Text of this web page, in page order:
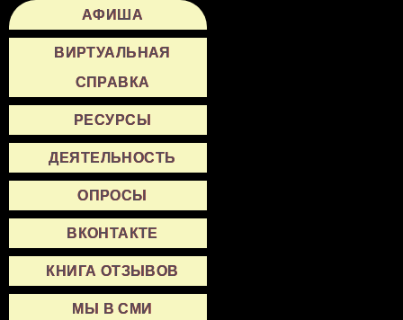
АФИША
ВИРТУАЛЬНАЯ
СПРАВКА
РЕСУРСЫ
ДЕЯТЕЛЬНОСТЬ
ОПРОСЫ
ВКОНТАКТЕ
КНИГА ОТЗЫВОВ
МЫ В СМИ